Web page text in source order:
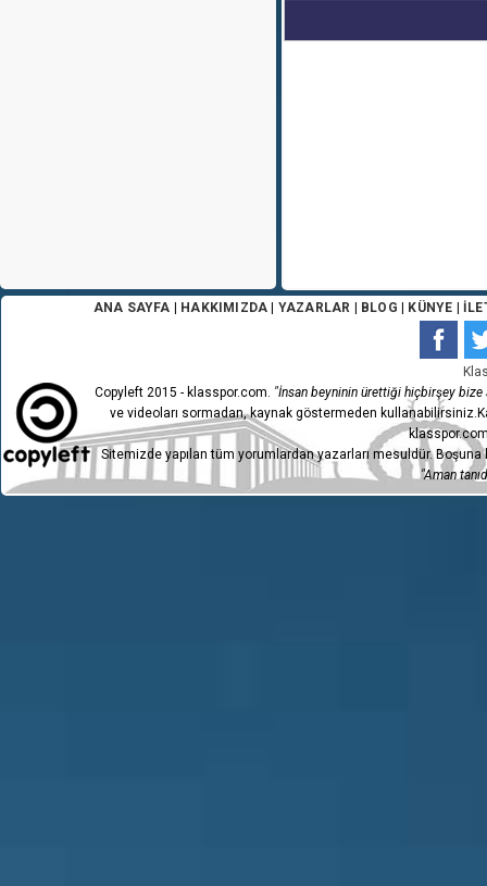
ANA SAYFA HAKKIMIZDA YAZARLAR BLOG KÜNYE
Copyleft 2015 - klasspor.com. "İnsan beyninin ürettiği hiçbirşey bize
ve videoları sormadan, kaynak göstermeden
Sitemizde yapılan tüm yorumlardan yazarları mesuldür.
"Aman